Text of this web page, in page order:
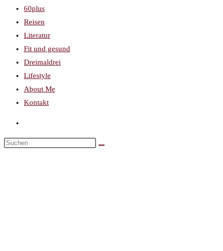
60plus
Reisen
Literatur
Fit und gesund
Dreimaldrei
Lifestyle
About Me
Kontakt